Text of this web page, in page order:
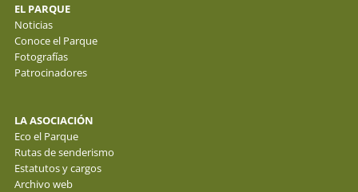
EL PARQUE
Noticias
Conoce el Parque
Fotografías
Patrocinadores
LA ASOCIACIÓN
Eco el Parque
Rutas de senderismo
Estatutos y cargos
Archivo web